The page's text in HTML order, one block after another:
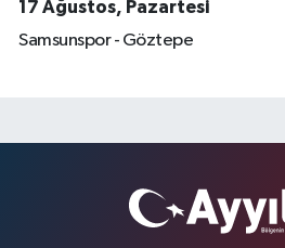
17 Ağustos, Pazartesi
Samsunspor - Göztepe